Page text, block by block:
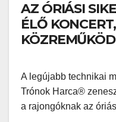
AZ ÓRIÁSI
ÉLŐ KONCERT, RAMIN DJAWADI
ARÉNÁKBA
VISSZATÉRNE
2018 ŐSZÉN
A legújabb technikai
Trónok Harca®
a rajongóknak az